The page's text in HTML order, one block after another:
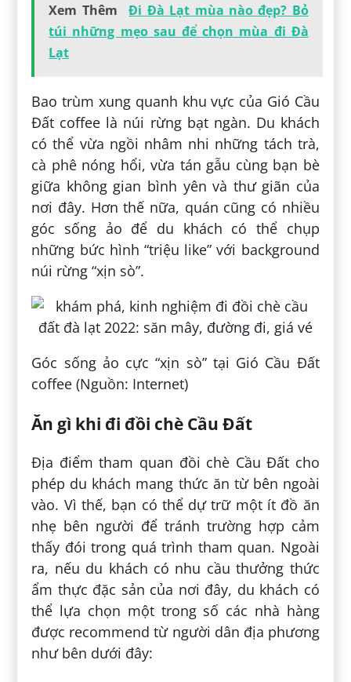
Xem Thêm
Đi Đà Lạt mùa nào đẹp? Bỏ
túi những mẹo sau để chọn mùa đi Đà
Lạt
Bao trùm xung quanh khu vực của Gió Cầu
Đất coffee là núi rừng bạt ngàn. Du khách
có thể vừa ngồi nhâm nhi những tách trà,
cà phê nóng hổi, vừa tán gẫu cùng bạn bè
giữa không gian bình yên và thư giãn của
nơi đây. Hơn thế nữa, quán cũng có nhiều
góc sống ảo để du khách có thể chụp
những bức hình “triệu like” với background
núi rừng “xịn sò”.
Góc sống ảo cực “xịn sò” tại Gió Cầu Đất
coffee (Nguồn: Internet)
Ăn gì khi đi đồi chè Cầu Đất
Địa điểm tham quan đồi chè Cầu Đất cho
phép du khách mang thức ăn từ bên ngoài
vào. Vì thế, bạn có thể dự trữ một ít đồ ăn
nhẹ bên người để tránh trường hợp cảm
thấy đói trong quá trình tham quan. Ngoài
ra, nếu du khách có nhu cầu thưởng thức
ẩm thực đặc sản của nơi đây, du khách có
thể lựa chọn một trong số các nhà hàng
được recommend từ người dân địa phương
như bên dưới đây: